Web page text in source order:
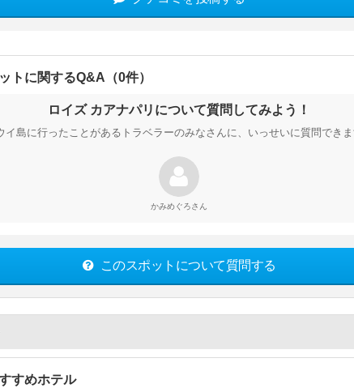
トに関するQ&A（0件）
ロイズ カアナパリについて質問してみよう！
イ島に行ったことがあるトラベラーのみなさんに、いっせいに質問できま
かみめぐろさん
このスポットについて質問する
すめホテル